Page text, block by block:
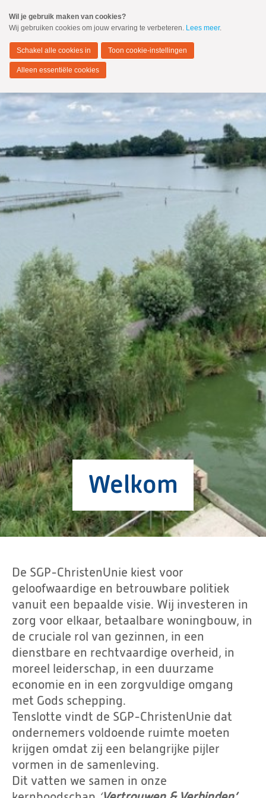
naar
Spring
de
inhoud
Spring
naar
hoofdmenu
Nieuwkoop
MENU
Zoeken:
Zoeken
Welkom
De SGP-ChristenUnie kiest voor
geloofwaardige en betrouwbare politiek
vanuit een bepaalde visie. Wij investeren in
zorg voor elkaar, betaalbare woningbouw, in
de cruciale rol van gezinnen, in een
dienstbare en rechtvaardige overheid, in
moreel leiderschap, in een duurzame
economie en in een zorgvuldige omgang
met Gods schepping.
Tenslotte vindt de SGP-ChristenUnie dat
ondernemers voldoende ruimte moeten
krijgen omdat zij een belangrijke pijler
vormen in de samenleving.
Dit vatten we samen in onze
Wil je gebruik maken van cookies?
Wij gebruiken cookies om jouw ervaring te verbeteren. Lees meer.
Schakel alle cookies in Toon cookie-instellingen
Alleen essentiële cookies